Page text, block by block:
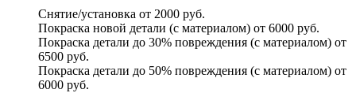
Снятие/установка от 2000 руб.
Покраска новой детали (с материалом) от 6000 руб.
Покраска детали до 30% повреждения (с материалом) от
6500 руб.
Покраска детали до 50% повреждения (с материалом) от
6000 руб.